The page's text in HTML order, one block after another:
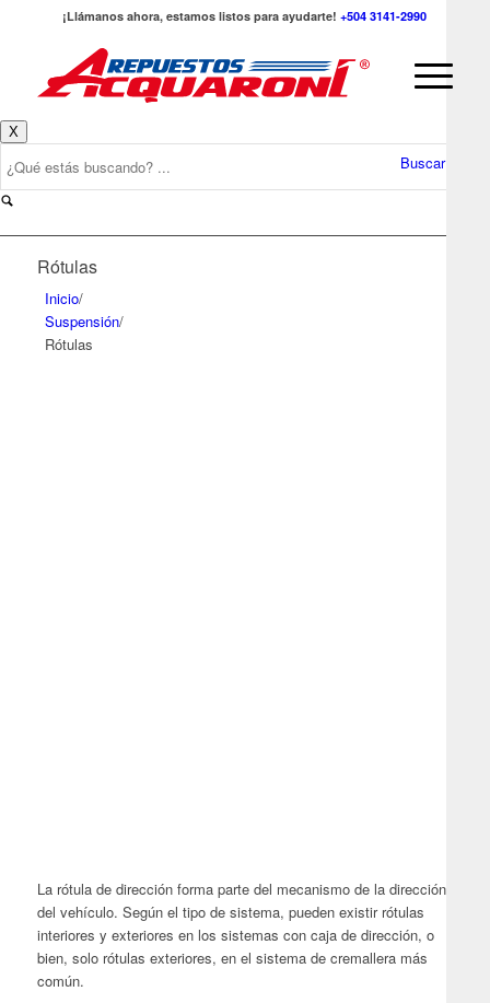
¡Llámanos ahora, estamos listos para ayudarte!+504 3141-2990
Buscar
X
Rótulas
Inicio/
Suspensión/
Rótulas
La rótula de dirección forma parte del mecanismo de la dirección
del vehículo. Según el tipo de sistema, pueden existir rótulas
interiores y exteriores en los sistemas con caja de dirección, o
bien, solo rótulas exteriores, en el sistema de cremallera más
común.